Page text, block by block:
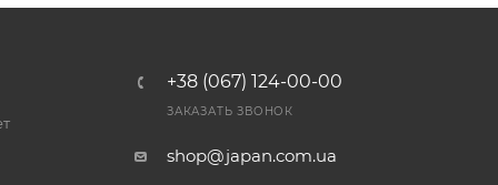
+38 (067) 124-00-00
ЗАКАЗАТЬ ЗВОНОК
shop@japan.com.ua